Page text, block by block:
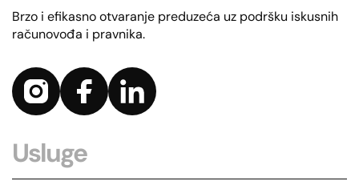
Brzo i efikasno otvaranje preduzeća uz podršku iskusnih
računovođa i pravnika.
Usluge